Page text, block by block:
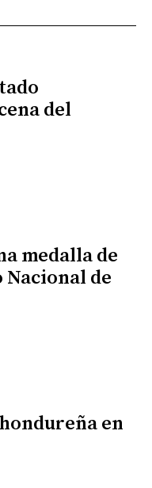
del
medalla de
Nacional de
en